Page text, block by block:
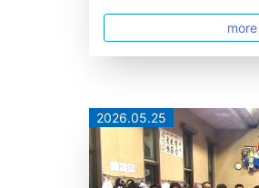
more
2026.05.25